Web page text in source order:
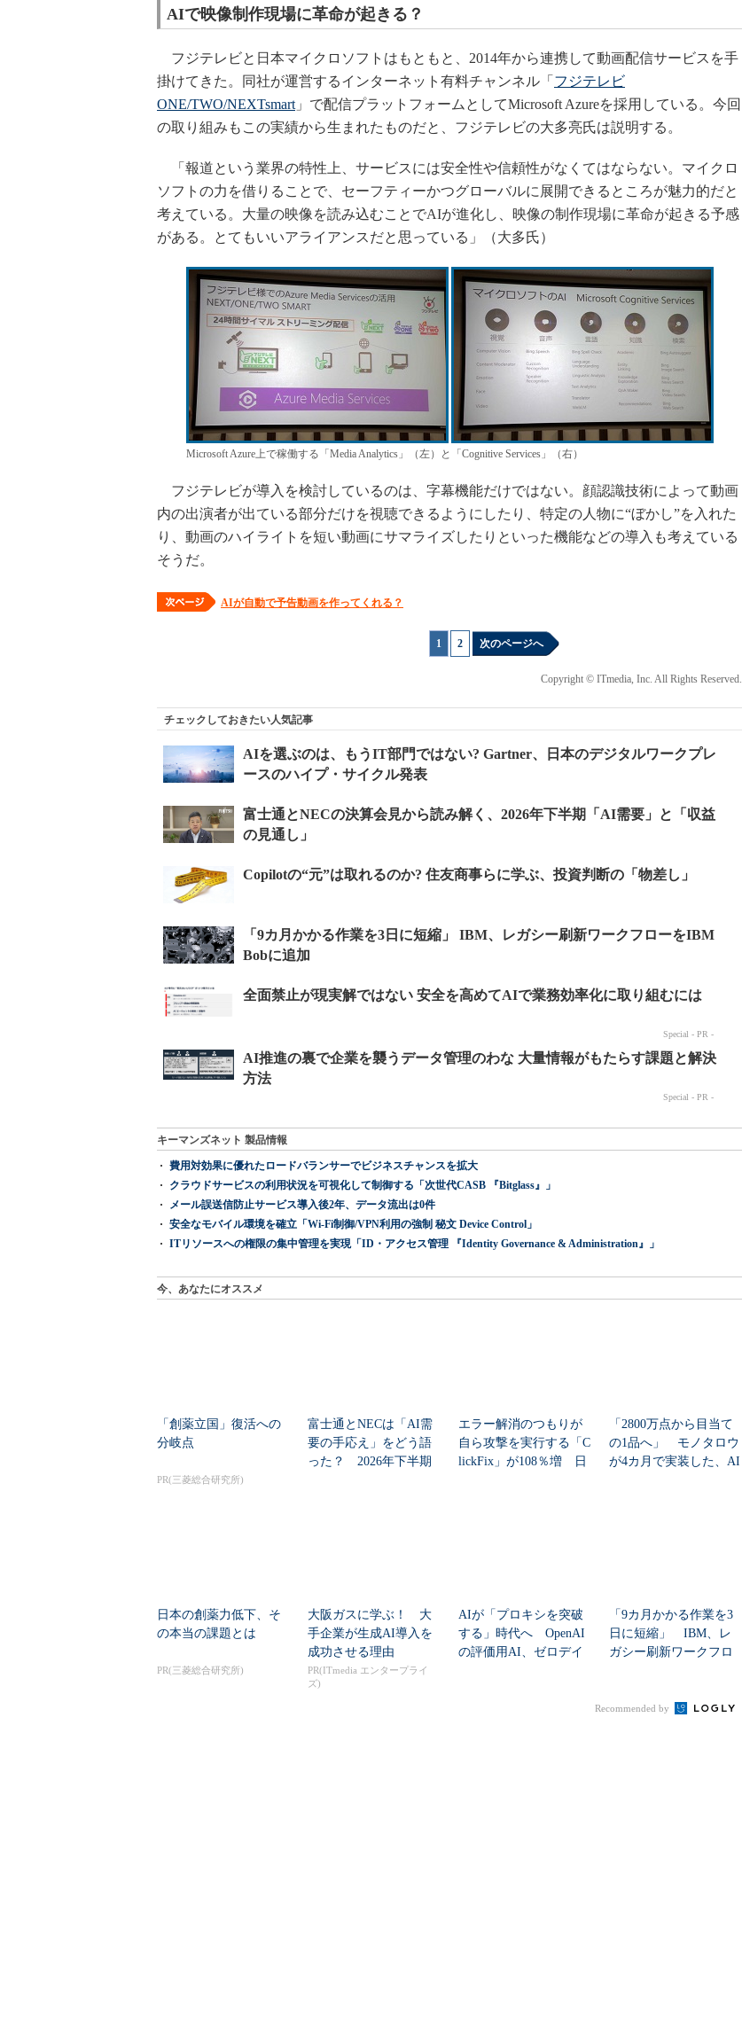
AIで映像制作現場に革命が起きる？
フジテレビと日本マイクロソフトはもともと、2014年から連携して動画配信サービスを手
掛けてきた。同社が運営するインターネット有料チャンネル「 フジテレビ
ONE/TWO/NEXTsmart 」で配信プラットフォームとしてMicrosoft Azureを採用している。今回
の取り組みもこの実績から生まれたものだと、フジテレビの大多亮氏は説明する。
「報道という業界の特性上、サービスには安全性や信頼性がなくてはならない。マイクロ
ソフトの力を借りることで、セーフティーかつグローバルに展開できるところが魅力的だと
考えている。大量の映像を読み込むことでAIが進化し、映像の制作現場に革命が起きる予感
がある。とてもいいアライアンスだと思っている」（大多氏）
Microsoft Azure上で稼働する「Media Analytics」（左）と「Cognitive Services」（右）
フジテレビが導入を検討しているのは、字幕機能だけではない。顔認識技術によって動画
内の出演者が出ている部分だけを視聴できるようにしたり、特定の人物に“ぼかし”を入れた
り、動画のハイライトを短い動画にサマライズしたりといった機能などの導入も考えている
そうだ。
AIが自動で予告動画を作ってくれる？
1 2 次のページへ
Copyright © ITmedia, Inc. All Rights Reserved.
チェックしておきたい人気記事
キーマンズネット 製品情報
費用対効果に優れたロードバランサーでビジネスチャンスを拡大
クラウドサービスの利用状況を可視化して制御する「次世代CASB 『Bitglass』」
メール誤送信防止サービス導入後2年、データ流出は0件
安全なモバイル環境を確立「Wi-Fi制御/VPN利用の強制 秘文 Device Control」
ITリソースへの権限の集中管理を実現「ID・アクセス管理 『Identity Governance & Administration』」
今、あなたにオススメ
「創薬立国」復活への
分岐点
PR(三菱総合研究所)
富士通とNECは「AI需
要の手応え」をどう語
った？ 2026年下半期
エラー解消のつもりが
自ら攻撃を実行する「C
lickFix」が108％増 日
「2800万点から目当て
の1品へ」 モノタロウ
が4カ月で実装した、AI
日本の創薬力低下、そ
の本当の課題とは
PR(三菱総合研究所)
大阪ガスに学ぶ！ 大
手企業が生成AI導入を
成功させる理由
PR(ITmedia エンタープライ
ズ)
AIが「プロキシを突破
する」時代へ OpenAI
の評価用AI、ゼロデイ
「9カ月かかる作業を3
日に短縮」 IBM、レ
ガシー刷新ワークフロ
Recommended by